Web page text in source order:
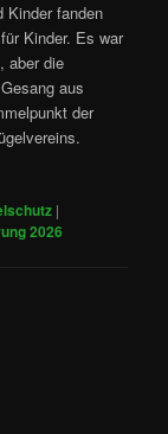
Kinder fanden
Kinder. Es war
aber die
aus
der
|
2026